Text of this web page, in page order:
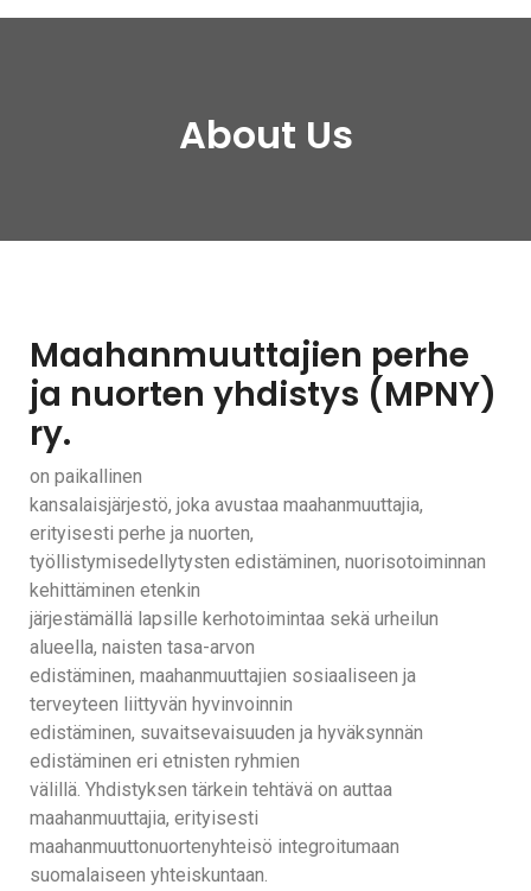
About Us
Maahanmuuttajien perhe
ja nuorten yhdistys (MPNY)
ry.
on paikallinen
kansalaisjärjestö, joka avustaa maahanmuuttajia,
erityisesti perhe ja nuorten,
työllistymisedellytysten edistäminen, nuorisotoiminnan
kehittäminen etenkin
järjestämällä lapsille kerhotoimintaa sekä urheilun
alueella, naisten tasa-arvon
edistäminen, maahanmuuttajien sosiaaliseen ja
terveyteen liittyvän hyvinvoinnin
edistäminen, suvaitsevaisuuden ja hyväksynnän
edistäminen eri etnisten ryhmien
välillä. Yhdistyksen tärkein tehtävä on auttaa
maahanmuuttajia, erityisesti
maahanmuuttonuortenyhteisö integroitumaan
suomalaiseen yhteiskuntaan.